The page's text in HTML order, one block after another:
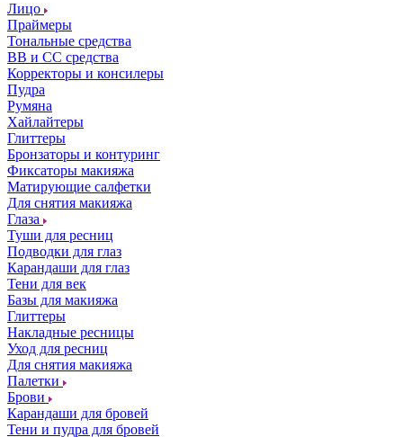
Лицо
Праймеры
Тональные средства
ВВ и СС средства
Корректоры и консилеры
Пудра
Румяна
Хайлайтеры
Глиттеры
Бронзаторы и контуринг
Фиксаторы макияжа
Матирующие салфетки
Для снятия макияжа
Глаза
Туши для ресниц
Подводки для глаз
Карандаши для глаз
Тени для век
Базы для макияжа
Глиттеры
Накладные ресницы
Уход для ресниц
Для снятия макияжа
Палетки
Брови
Карандаши для бровей
Тени и пудра для бровей